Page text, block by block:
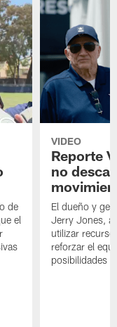
de
el
VIDEO
Reporte
no
El dueño y
Jerry Jones,
utilizar
reforzar el
posibilidades